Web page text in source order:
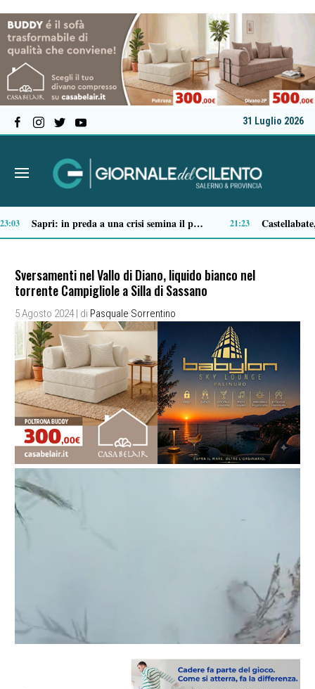
31 Luglio 2026
Ascea, nuova giunta per Sansone: Filippo Dragone vicesindaco, Egidio Criscuolo assessore ai Lavori Pubblici 14:51 Tortorella celebra la Fiera di San Basilio: tra antichi mestieri,
Sversamenti nel Vallo di Diano, liquido bianco nel
torrente Campigliole a Silla di Sassano
5 Agosto 2024 | di Pasquale Sorrentino